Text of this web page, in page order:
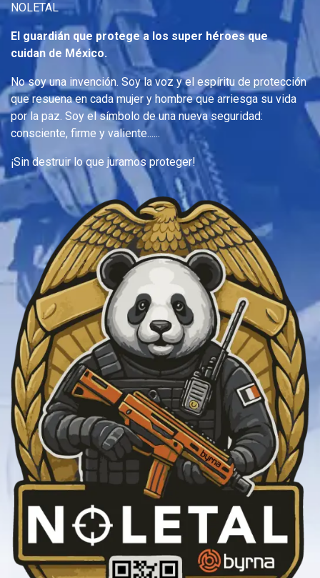
NOLETAL
El guardián que protege a los super héroes que
cuidan de México.
No soy una invención. Soy la voz y el espíritu de protección
que resuena en cada mujer y hombre que arriesga su vida
por la paz. Soy el símbolo de una nueva seguridad:
consciente, firme y valiente......
¡Sin destruir lo que juramos proteger!